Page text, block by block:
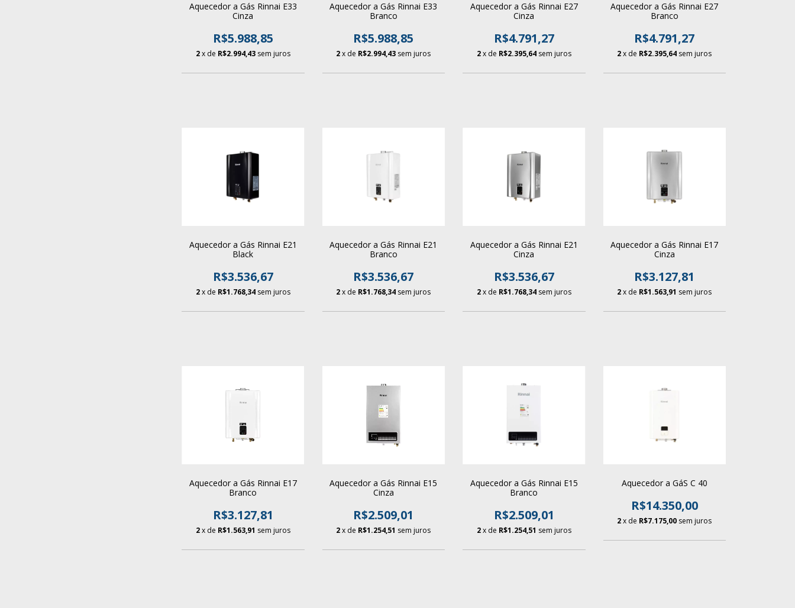
Aquecedor a Gás Rinnai E33
Cinza
R$5.988,85
2x de R$2.994,43 sem juros
Aquecedor a Gás Rinnai E33
Branco
R$5.988,85
2x de R$2.994,43 sem juros
Aquecedor a Gás Rinnai E27
Cinza
R$4.791,27
2x de R$2.395,64 sem juros
Aquecedor a Gás Rinnai E27
Branco
R$4.791,27
2x de R$2.395,64 sem juros
Aquecedor a Gás Rinnai E21
Black
R$3.536,67
2x de R$1.768,34 sem juros
Aquecedor a Gás Rinnai E21
Branco
R$3.536,67
2x de R$1.768,34 sem juros
Aquecedor a Gás Rinnai E21
Cinza
R$3.536,67
2x de R$1.768,34 sem juros
Aquecedor a Gás Rinnai E17
Cinza
R$3.127,81
2x de R$1.563,91 sem juros
Aquecedor a Gás Rinnai E17
Branco
R$3.127,81
2x de R$1.563,91 sem juros
Aquecedor a Gás Rinnai E15
Cinza
R$2.509,01
2x de R$1.254,51 sem juros
Aquecedor a Gás Rinnai E15
Branco
R$2.509,01
2x de R$1.254,51 sem juros
Aquecedor a GáS C 40
R$14.350,00
2x de R$7.175,00 sem juros